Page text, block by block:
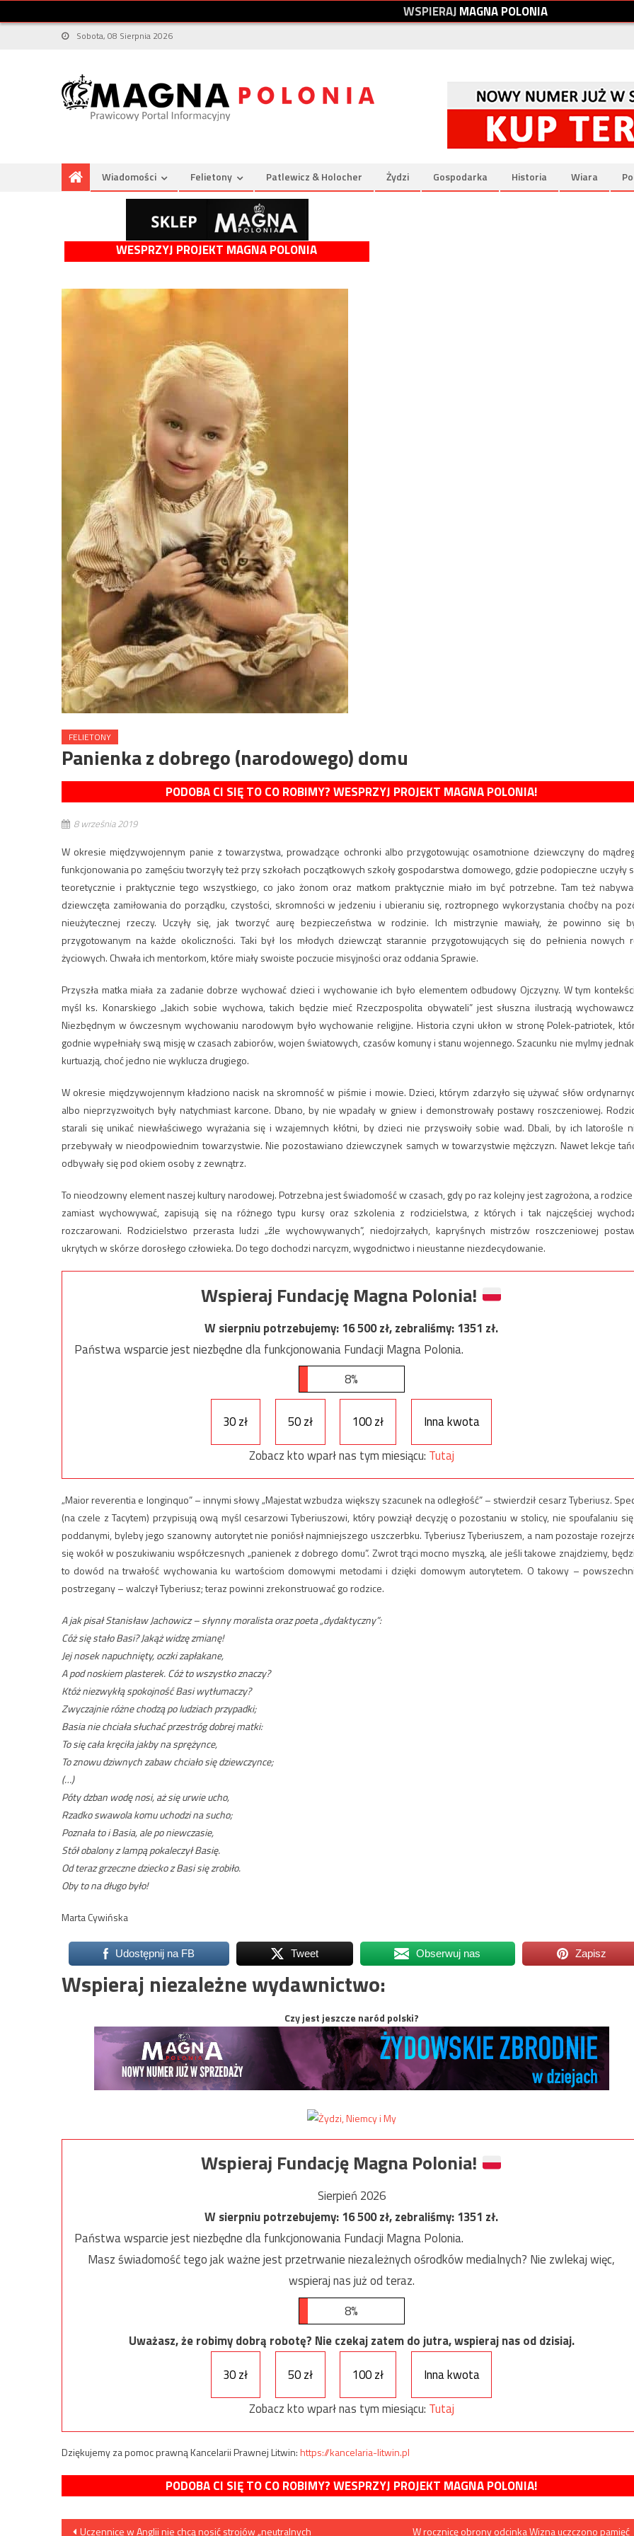
WSPIERAJMAGNAPOLONIA
Sobota, 08 Sierpnia 2026
Wiadomości Felietony Patlewicz & Holocher Żydzi Gospodarka Historia Wiara
WESPRZYJ PROJEKT MAGNA POLONIA
FELIETONY
Panienka z dobrego (narodowego) domu
PODOBA CI SIĘ TO CO ROBIMY? WESPRZYJ PROJEKT MAGNA POLONIA!
8 września 2019
W okresie międzywojennym panie z towarzystwa, prowadzące ochronki albo przygotowując osamotnione dziewczyny do
funkcjonowania po zamęściu tworzyły też przy szkołach początkowych szkoły gospodarstwa domowego, gdzie podopieczne uczyły
teoretycznie i praktycznie tego wszystkiego, co jako żonom oraz matkom praktycznie miało im być potrzebne. Tam też
dziewczęta zamiłowania do porządku, czystości, skromności w jedzeniu i ubieraniu się, roztropnego wykorzystania choćby na
nieużytecznej rzeczy. Uczyły się, jak tworzyć aurę bezpieczeństwa w rodzinie. Ich mistrzynie mawiały, że powinno się
przygotowanym na każde okoliczności. Taki był los młodych dziewcząt starannie przygotowujących się do pełnienia nowych
życiowych. Chwała ich mentorkom, które miały swoiste poczucie misyjności oraz oddania Sprawie.
Przyszła matka miała za zadanie dobrze wychować dzieci i wychowanie ich było elementem odbudowy Ojczyzny. W tym
myśl ks. Konarskiego „Jakich sobie wychowa, takich będzie mieć Rzeczpospolita obywateli” jest słuszna ilustracją
Niezbędnym w ówczesnym wychowaniu narodowym było wychowanie religijne. Historia czyni ukłon w stronę Polek-patriotek,
godnie wypełniały swą misję w czasach zabiorów, wojen światowych, czasów komuny i stanu wojennego. Szacunku nie mylmy
kurtuazją, choć jedno nie wyklucza drugiego.
W okresie międzywojennym kładziono nacisk na skromność w piśmie i mowie. Dzieci, którym zdarzyło się używać słów
albo nieprzyzwoitych były natychmiast karcone. Dbano, by nie wpadały w gniew i demonstrowały postawy roszczeniowej.
starali się unikać niewłaściwego wyrażania się i wzajemnych kłótni, by dzieci nie przyswoiły sobie wad. Dbali, by ich latorośle
przebywały w nieodpowiednim towarzystwie. Nie pozostawiano dziewczynek samych w towarzystwie mężczyzn. Nawet lekcje
odbywały się pod okiem osoby z zewnątrz.
To nieodzowny element naszej kultury narodowej. Potrzebna jest świadomość w czasach, gdy po raz kolejny jest zagrożona, a
zamiast wychowywać, zapisują się na różnego typu kursy oraz szkolenia z rodzicielstwa, z których i tak najczęściej
rozczarowani. Rodzicielstwo przerasta ludzi „źle wychowywanych”, niedojrzałych, kapryśnych mistrzów roszczeniowej
ukrytych w skórze dorosłego człowieka. Do tego dochodzi narcyzm, wygodnictwo i nieustanne niezdecydowanie.
Wspieraj Fundację Magna Polonia!
W sierpniu potrzebujemy:16 500zł, zebraliśmy:1351 zł.
Państwa wsparcie jest niezbędne dla funkcjonowania Fundacji Magna Polonia.
8%
30 zł 50 zł 100 zł
Inna kwota
Zobacz kto wparł nas tym miesiącu: Tutaj
„Maior reverentia e longinquo” – innymi słowy „Majestat wzbudza większy szacunek na odległość” – stwierdził cesarz Tyberiusz.
(na czele z Tacytem) przypisują ową myśl cesarzowi Tyberiuszowi, który powziął decyzję o pozostaniu w stolicy, nie spoufalaniu
poddanymi, byleby jego szanowny autorytet nie poniósł najmniejszego uszczerbku. Tyberiusz Tyberiuszem, a nam pozostaje
się wokół w poszukiwaniu współczesnych „panienek z dobrego domu”. Zwrot trąci mocno myszką, ale jeśli takowe znajdziemy,
to dowód na trwałość wychowania ku wartościom domowymi metodami i dzięki domowym autorytetem. O takowy –
postrzegany – walczył Tyberiusz; teraz powinni zrekonstruować go rodzice.
A jak pisał Stanisław Jachowicz – słynny moralista oraz poeta „dydaktyczny”:
Cóż się stało Basi? Jakąż widzę zmianę!
Jej nosek napuchnięty, oczki zapłakane,
A pod noskiem plasterek. Cóż to wszystko znaczy?
Któż niezwykłą spokojność Basi wytłumaczy?
Zwyczajnie różne chodzą po ludziach przypadki;
Basia nie chciała słuchać przestróg dobrej matki:
To się cała kręciła jakby na sprężynce,
To znowu dziwnych zabaw chciało się dziewczynce;
(…)
Póty dzban wodę nosi, aż się urwie ucho,
Rzadko swawola komu uchodzi na sucho;
Poznała to i Basia, ale po niewczasie,
Stół obalony z lampą pokaleczył Basię.
Od teraz grzeczne dziecko z Basi się zrobiło.
Oby to na długo było!
Marta Cywińska
Udostępnij na FB Tweet Obserwuj nas Zapisz
Wspieraj niezależne wydawnictwo:
Czy jest jeszcze naród polski?
Wspieraj Fundację Magna Polonia!
Sierpień 2026
W sierpniu potrzebujemy:16 500zł, zebraliśmy:1351 zł.
Państwa wsparcie jest niezbędne dla funkcjonowania Fundacji Magna Polonia.
Masz świadomość tego jak ważne jest przetrwanie niezależnych ośrodków medialnych? Nie zwlekaj więc,
wspieraj nas już od teraz.
8%
Uważasz, że robimy dobrą robotę? Nie czekaj zatem do jutra, wspieraj nas od dzisiaj.
30 zł
50 zł 100 zł
Inna kwota
Zobacz kto wparł nas tym miesiącu: Tutaj
Dziękujemy za pomoc prawną Kancelarii Prawnej Litwin:https://kancelaria-litwin.pl
PODOBA CI SIĘ TO CO ROBIMY? WESPRZYJ PROJEKT MAGNA POLONIA!
Uczennice w Anglii nie chcą nosić strojów „neutralnych W rocznicę obrony odcinka Wizna uczczono pamięć